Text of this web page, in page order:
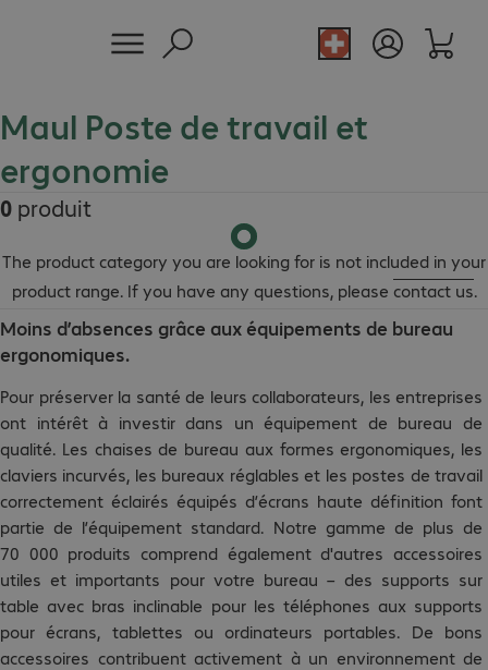
Maul Poste de travail et
ergonomie
0 produit
The product category you are looking for is not included in your
product range. If you have any questions, please contact us.
Moins d’absences grâce aux équipements de bureau
ergonomiques.
Pour préserver la santé de leurs collaborateurs, les entreprises
ont intérêt à investir dans un équipement de bureau de
qualité. Les chaises de bureau aux formes ergonomiques, les
claviers incurvés, les bureaux réglables et les postes de travail
correctement éclairés équipés d’écrans haute définition font
partie de l’équipement standard. Notre gamme de plus de
70 000 produits comprend également d'autres accessoires
utiles et importants pour votre bureau – des supports sur
table avec bras inclinable pour les téléphones aux supports
pour écrans, tablettes ou ordinateurs portables. De bons
accessoires contribuent activement à un environnement de